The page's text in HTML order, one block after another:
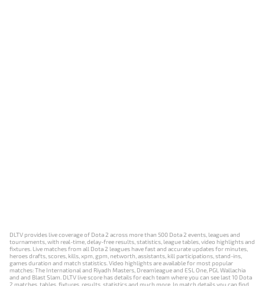
DLTV provides live coverage of Dota 2 across more than 500 Dota 2 events, leagues and
tournaments, with real-time, delay-free results, statistics, league tables, video highlights and
fixtures. Live matches from all Dota 2 leagues have fast and accurate updates for minutes,
heroes drafts, scores, kills, xpm, gpm, networth, assistants, kill participations, stand-ins,
games duration and match statistics. Video highlights are available for most popular
matches: The International and Riyadh Masters, Dreamleague and ESL One, PGL Wallachia
and and Blast Slam. DLTV live score has details for each team where you can see last 10 Dota
2 matches, tables, fixtures, results, statistics and much more. In match details you can find